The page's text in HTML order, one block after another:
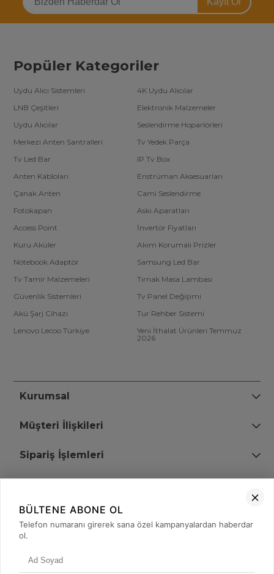
Popüler Kategoriler
Uydu Alıcı Sistemleri
4K Uydu Alıcılar
LNB Çeşitleri
Elektronik Malzemeler
Uydu Alıcılar
Seslendirme Hoparlörleri
Merkezi Anten Santralleri
Tv Yedek Parça
Tv Led Bar
IP Tv Box
Anten Kabloları
Enstrüman Aksesuarları
Çanak Anten
Cami Seslendirme
Fotokapan
Askı Aparatları
Access Point
İnvertör Fiyatları
Kuru Aküler
Akım Korumalı Prizler
Notebook Adaptör
Samsung Led Bar
Tv Tamir Malzemeleri
Tırnak Masa Lambası
Güvenlik Sistemleri
Tv Panel Değişimi
Akü Şarj Cihazı
Tur Rehber Sistemi
Lenovo Lecoo Türkiye
Yeni İthalat Ürünleri Temmuz
2026
Kurumsal
Müşteri İlişkileri
Sipariş İşlemleri
+90 (850) 473 08 08
BÜLTENE ABONE OL
Telefon numaranı girerek sana özel kampanyalardan haberdar
ol.